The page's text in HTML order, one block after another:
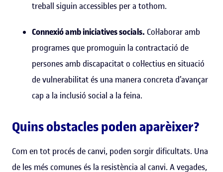
treball siguin accessibles per a tothom.
Connexió amb iniciatives socials. Col·laborar amb
programes que promoguin la contractació de
persones amb discapacitat o col·lectius en situació
de vulnerabilitat és una manera concreta d’avançar
cap a la inclusió social a la feina.
Quins obstacles poden aparèixer?
Com en tot procés de canvi, poden sorgir dificultats. Una
de les més comunes és la resistència al canvi. A vegades,